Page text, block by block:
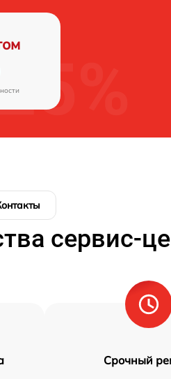
сервис-
Срочный